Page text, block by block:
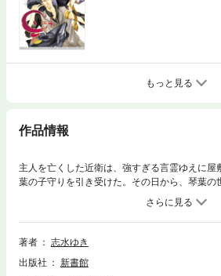
もっと見る
作品情報
主人を亡くした近衛は、強すぎる言霊ゆえに屋
葉の子守りを引き受けた。その日から、琴葉の
くもりも、愛情も近衛から教わった琴葉。やが
たないキスと告白で、近衛を求めるが――。時
琴葉篇開幕！！ 描き下ろしは彰伊×阿沙利の
著者
志水ゆき
出版社
新書館